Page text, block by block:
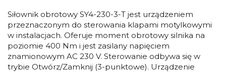
Siłownik obrotowy SY4-230-3-T jest urządzeniem
przeznaczonym do sterowania klapami motylkowymi
w instalacjach. Oferuje moment obrotowy silnika na
poziomie 400 Nm i jest zasilany napięciem
znamionowym AC 230 V. Sterowanie odbywa się w
trybie Otwórz/Zamknij (3-punktowe). Urządzenie